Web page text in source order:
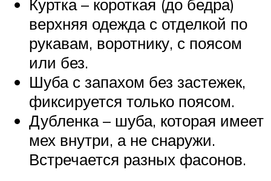
Куртка – короткая (до бедра)
верхняя одежда с отделкой по
рукавам, воротнику, с поясом
или без.
Шуба с запахом без застежек,
фиксируется только поясом.
Дубленка – шуба, которая имеет
мех внутри, а не снаружи.
Встречается разных фасонов.